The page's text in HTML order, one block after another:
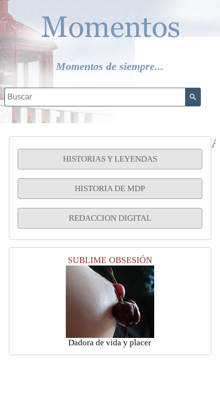
Momentos de siempre...
HISTORIAS Y LEYENDAS
HISTORIA DE MDP
REDACCION DIGITAL
SUBLIME OBSESIÓN
Dadora de vida y placer